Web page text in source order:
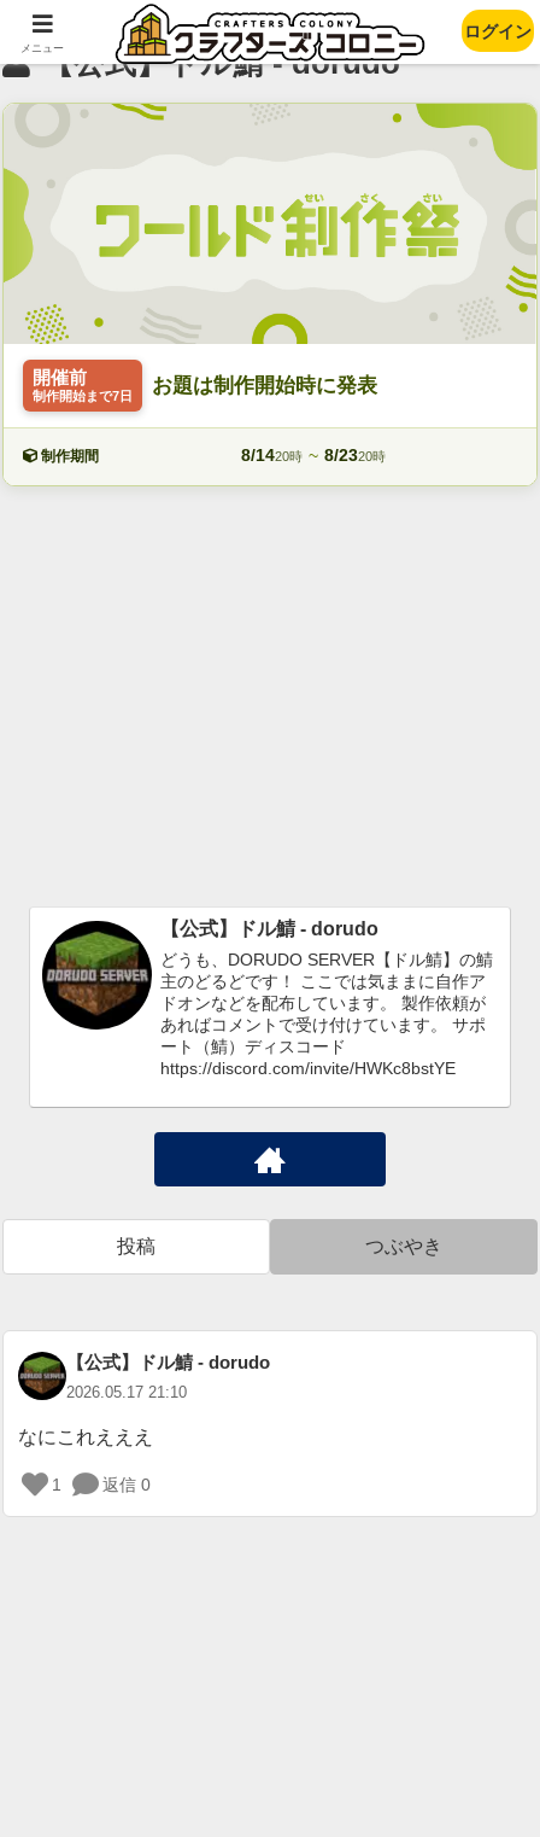
【公式】ドル鯖 - dorudo
開催前
制作開始まで7日 お題は制作開始時に発表
制作期間 8/1420時 ~ 8/2320時
【公式】ドル鯖 - dorudo
どうも、DORUDO SERVER【ドル鯖】の鯖
主のどるどです！ ここでは気ままに自作ア
ドオンなどを配布しています。 製作依頼が
あればコメントで受け付けています。 サポ
ート（鯖）ディスコード
https://discord.com/invite/HWKc8bstYE
投稿 つぶやき
【公式】ドル鯖 - dorudo
2026.05.17 21:10
なにこれえええ
ロ
グ
1 返信 0
メニュー
ログイン